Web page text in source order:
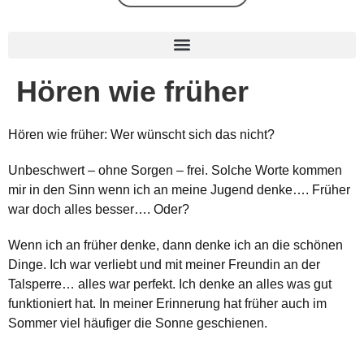
Hören wie früher
Hören wie früher: Wer wünscht sich das nicht?
Unbeschwert – ohne Sorgen – frei. Solche Worte kommen
mir in den Sinn wenn ich an meine Jugend denke…. Früher
war doch alles besser…. Oder?
Wenn ich an früher denke, dann denke ich an die schönen
Dinge. Ich war verliebt und mit meiner Freundin an der
Talsperre… alles war perfekt. Ich denke an alles was gut
funktioniert hat. In meiner Erinnerung hat früher auch im
Sommer viel häufiger die Sonne geschienen.